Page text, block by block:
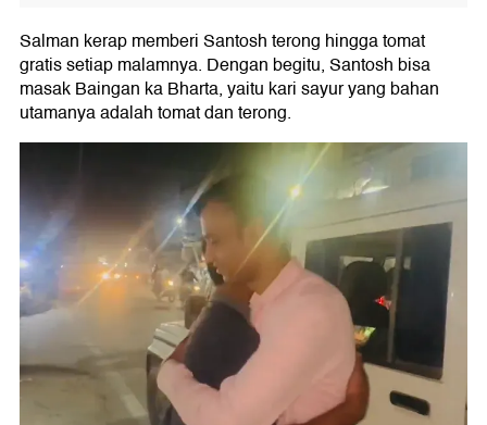
Salman kerap memberi Santosh terong hingga tomat
gratis setiap malamnya. Dengan begitu, Santosh bisa
masak Baingan ka Bharta, yaitu kari sayur yang bahan
utamanya adalah tomat dan terong.